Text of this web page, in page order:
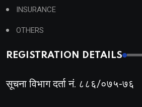
INSURANCE
OTHERS
REGISTRATION DETAILS
सूचना विभाग दर्ता नं. ८८६/०७५-७६